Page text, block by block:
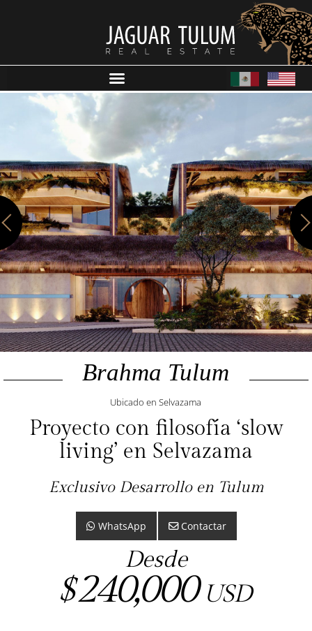
Brahma Tulum
Ubicado en Selvazama
Proyecto con filosofía ‘slow
living’ en Selvazama
Exclusivo Desarrollo en Tulum
WhatsApp Contactar
Desde
$240,000 USD